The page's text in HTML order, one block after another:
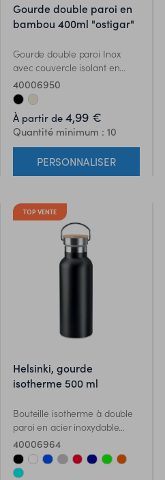
gourde double paroi en
bambou 400ml "ostigar"
Gourde double paroi Inox
avec couvercle isolant en
bambou et infuseur à thé.
Contenance 400 ml. Le
bambou est un produit
naturel, et présente de
légères variations de couleur,
de décoration et de tailles.
40006950
À partir de 4,99 €
Quantité minimum : 10
PERSONNALISER
TOP VENTE
helsinki, gourde
isotherme 500 ml
Bouteille isotherme à double
paroi en acier inoxydable
avec bouchon en bambou et
poignée. Contenance 500 ml.
Anti fuite. Le bambou est un
40006964